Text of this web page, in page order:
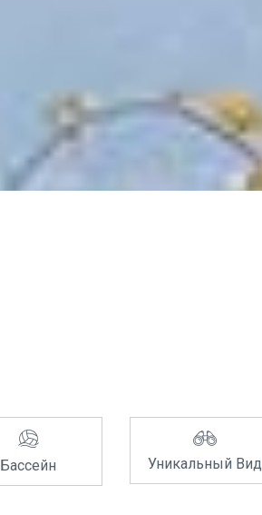
Бассейн Уникальный Вид